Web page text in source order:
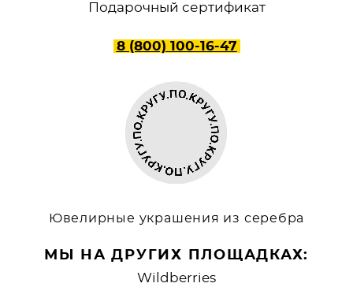
Подарочный сертификат
8 (800) 100-16-47
Ювелирные украшения из серебра
МЫ НА ДРУГИХ ПЛОЩАДКАХ:
Wildberries